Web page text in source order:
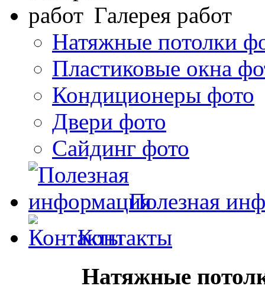
Галерея работ
Натяжные потолки
Пластиковые окна
Кондиционеры фото
Двери фото
Сайдинг фото
Полезная
Контакты
Натяжные